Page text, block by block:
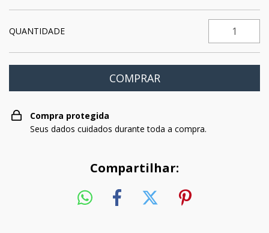
QUANTIDADE
Compra protegida
Seus dados cuidados durante toda a compra.
Compartilhar: